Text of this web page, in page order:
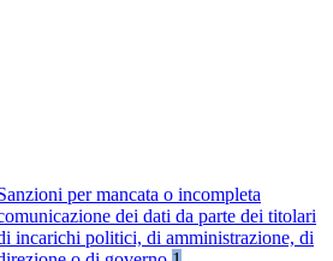
per mancata o incompleta
dei dati da parte dei titolari
incarichi politici, di amministrazione, di